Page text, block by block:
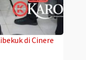
di Cinere